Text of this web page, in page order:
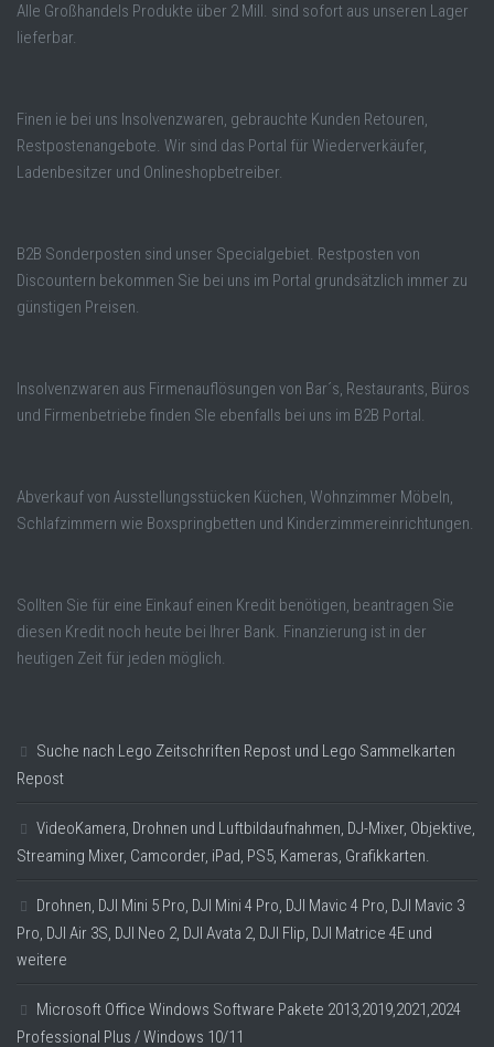
Alle Großhandels Produkte über 2 Mill. sind sofort aus unseren Lager
lieferbar.
Finen ie bei uns Insolvenzwaren, gebrauchte Kunden Retouren,
Restpostenangebote. Wir sind das Portal für Wiederverkäufer,
Ladenbesitzer und Onlineshopbetreiber.
B2B Sonderposten sind unser Specialgebiet. Restposten von
Discountern bekommen Sie bei uns im Portal grundsätzlich immer zu
günstigen Preisen.
Insolvenzwaren aus Firmenauflösungen von Bar´s, Restaurants, Büros
und Firmenbetriebe finden SIe ebenfalls bei uns im B2B Portal.
Abverkauf von Ausstellungsstücken Küchen, Wohnzimmer Möbeln,
Schlafzimmern wie Boxspringbetten und Kinderzimmereinrichtungen.
Sollten Sie für eine Einkauf einen Kredit benötigen, beantragen Sie
diesen Kredit noch heute bei Ihrer Bank. Finanzierung ist in der
heutigen Zeit für jeden möglich.
Suche nach Lego Zeitschriften Repost und Lego Sammelkarten
Repost
VideoKamera, Drohnen und Luftbildaufnahmen, DJ-Mixer, Objektive,
Streaming Mixer, Camcorder, iPad, PS5, Kameras, Grafikkarten.
Drohnen, DJI Mini 5 Pro, DJI Mini 4 Pro, DJI Mavic 4 Pro, DJI Mavic 3
Pro, DJI Air 3S, DJI Neo 2, DJI Avata 2, DJI Flip, DJI Matrice 4E und
weitere
Microsoft Office Windows Software Pakete 2013,2019,2021,2024
Professional Plus / Windows 10/11